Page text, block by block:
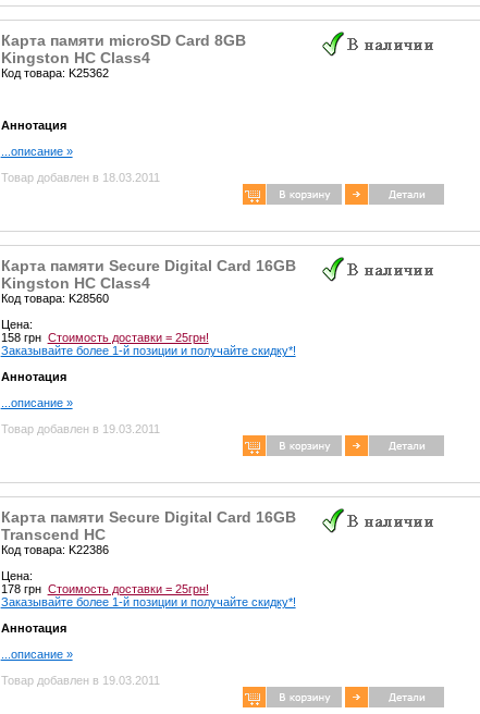
Карта памяти microSD Card 8GB
Kingston HC Class4
Код товара: K25362
Аннотация
...описание »
Товар добавлен в 18.03.2011
Карта памяти Secure Digital Card 16GB
Kingston HC Class4
Код товара: K28560
Цена:
158 грн Стоимость доставки = 25грн!
Заказывайте более 1-й позиции и получайте скидку*!
Аннотация
...описание »
Товар добавлен в 19.03.2011
Карта памяти Secure Digital Card 16GB
Transcend HC
Код товара: K22386
Цена:
178 грн Стоимость доставки = 25грн!
Заказывайте более 1-й позиции и получайте скидку*!
Аннотация
...описание »
Товар добавлен в 19.03.2011